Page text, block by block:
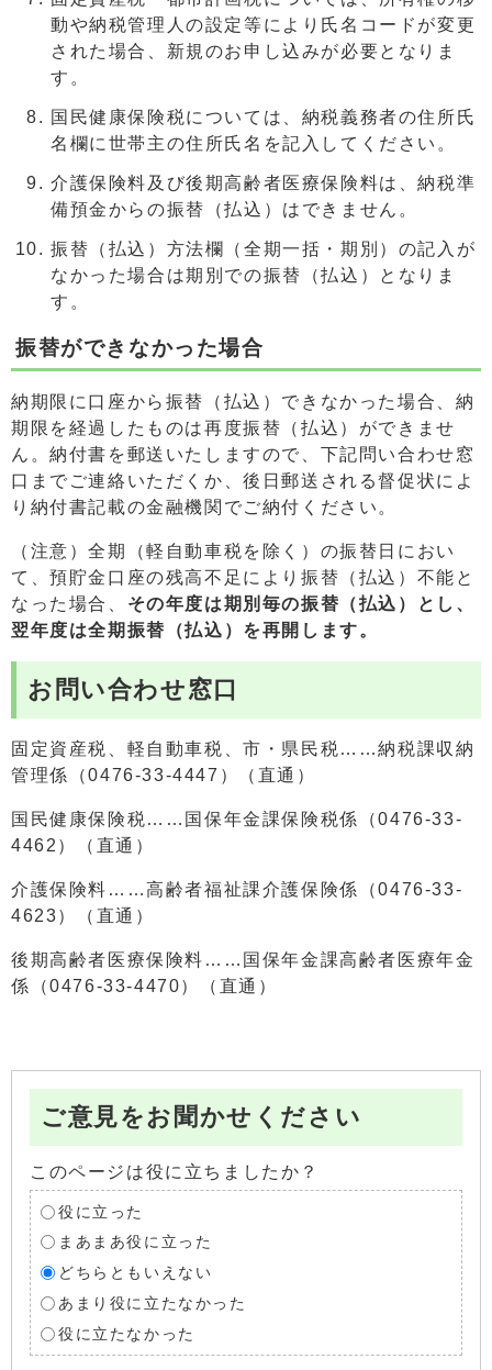
動や納税管理人の設定等により氏名コードが変更
された場合、新規のお申し込みが必要となりま
す。
国民健康保険税については、納税義務者の住所氏
名欄に世帯主の住所氏名を記入してください。
介護保険料及び後期高齢者医療保険料は、納税準
備預金からの振替（払込）はできません。
振替（払込）方法欄（全期一括・期別）の記入が
なかった場合は期別での振替（払込）となりま
す。
振替ができなかった場合
納期限に口座から振替（払込）できなかった場合、納
期限を経過したものは再度振替（払込）ができませ
ん。納付書を郵送いたしますので、下記問い合わせ窓
口までご連絡いただくか、後日郵送される督促状によ
り納付書記載の金融機関でご納付ください。
（注意）全期（軽自動車税を除く）の振替日におい
て、預貯金口座の残高不足により振替（払込）不能と
なった場合、 その年度は期別毎の振替（払込）とし、
翌年度は全期振替（払込）を再開します。
お問い合わせ窓口
固定資産税、軽自動車税、市・県民税……納税課収納
管理係（0476-33-4447）（直通）
国民健康保険税……国保年金課保険税係（0476-33-
4462）（直通）
介護保険料……高齢者福祉課介護保険係（0476-33-
4623）（直通）
後期高齢者医療保険料……国保年金課高齢者医療年金
係（0476-33-4470）（直通）
ご意見をお聞かせください
このページは役に立ちましたか？
役に立った
まあまあ役に立った
どちらともいえない
あまり役に立たなかった
役に立たなかった